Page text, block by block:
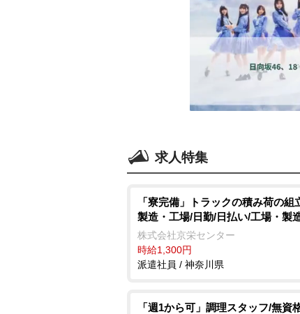
求人特集
「寮完備」トラックの積み荷の組
製造・工場/日勤/日払い/工場・製
株式会社京栄センター
時給1,300円
派遣社員 / 神奈川県
「週1から可」調理スタッフ/無資